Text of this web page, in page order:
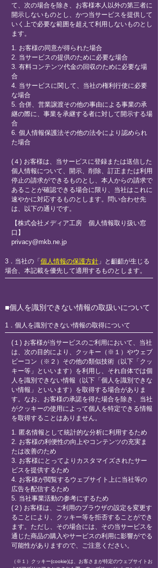
て、次の場合を除き、お客様本人以外の第三者に
開示しないものとし、かつ当サービスを提供して
いく上で必要な範囲を超えて利用しないものとし
ます。
1. お客様の同意が得られた場合
2. 当サービスの提供のために必要な場合
3. 有料コンテンツ代金の回収のために必要な場
合
4. 当サービスに関して、当社の権利行使に必要
な場合
5. 合併、営業譲渡その他の事由による事業の承
継の際に、事業を承継する者に対して開示する場
合
6. 個人情報保護法その他の法令により認められ
た場合
(４) お客様は、当サービスに登録または送信した
個人情報について、開示、削除、訂正または利用
停止の請求ができるものとし、本人からの請求で
あることが確認できる場合に限り、当社はこれに
速やかに対応するものとします。問い合わせ先
は、以下の通りです。
【株式会社メディア工房 個人情報取り扱い窓
口】
privacy@mkb.ne.jp
3．当社の「 個人情報の保護方針 」と齟齬が生じる
場合、本記載を優先して適用するものとします。
■個人を識別できない情報の取扱いについて
1．個人を識別できない情報の取得について
(１) お客様が当サービスのご利用において、当社
は、次の目的により、クッキー（※１）やウェブ
ビーコン（※２）その他の類似技術（以下「クッ
キー等」といいます）を利用し、それ自体では個
人を識別できない情報（以下「個人を識別できな
い情報」といいます）を取得する場合がありま
す。なお、お客様の承諾を得た場合を除き、当社
がクッキーの使用によって個人を特定できる情報
を取得することはありません。
1. 匿名情報として統計的な分析に利用するため
2. お客様の利便性の向上やコンテンツの充実ま
たは改善のため
3. お客様にとってよりカスタマイズされたサー
ビスを提供するため
4. お客様が閲覧するウェブサイト上に当社等の
広告を配信するため
5. 当社事業活動の参考にするため
(２) お客様は、ご利用のブラウザの設定を変更す
ることにより、クッキー等を拒否することができ
ます。ただし、その場合には、その当サービスを
通じた商品の購入やサービスの利用に影響がでる
可能性がありますので、ご注意ください。
（※１）クッキー(cookie)は、お客さまが特定のウェブサイトお